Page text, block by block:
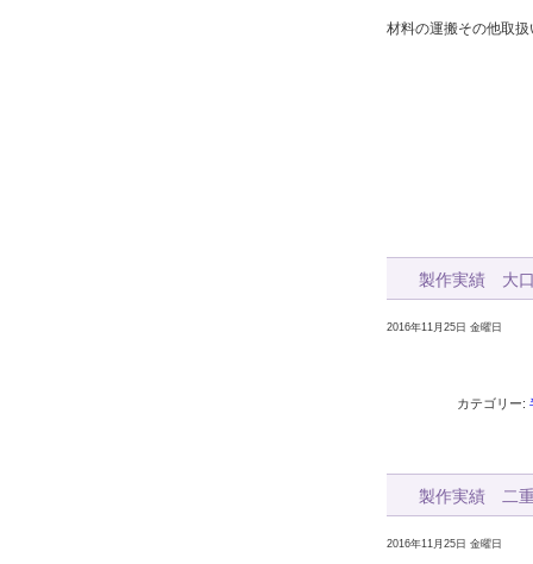
材料の運搬その他取
製作実績 大
2016年11月25日 金曜日
カテゴリー:
製作実績 二
2016年11月25日 金曜日